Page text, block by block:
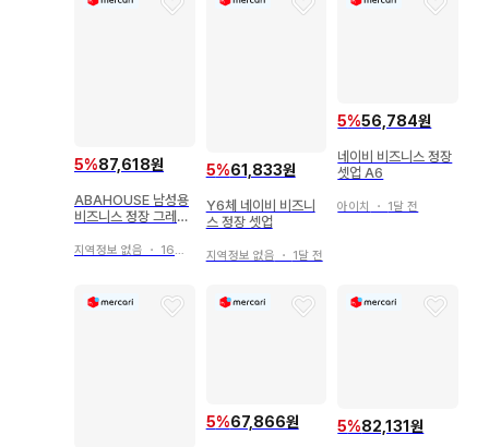
5%87,618원
ABAHOUSE 남성용
비즈니스 정장 그레이
지역정보 없음 ・ 16일 전
5%61,833원
Y6체 네이비 비즈니
스 정장 셋업
지역정보 없음 ・ 1달 전
5%56,784원
네이비 비즈니스 정장
셋업 A6
아이치 ・ 1달 전
5%67,866원 5%82,131원